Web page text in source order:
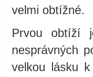
velmi obtížné.
Prvou obtíží
nesprávných
velkou lásku